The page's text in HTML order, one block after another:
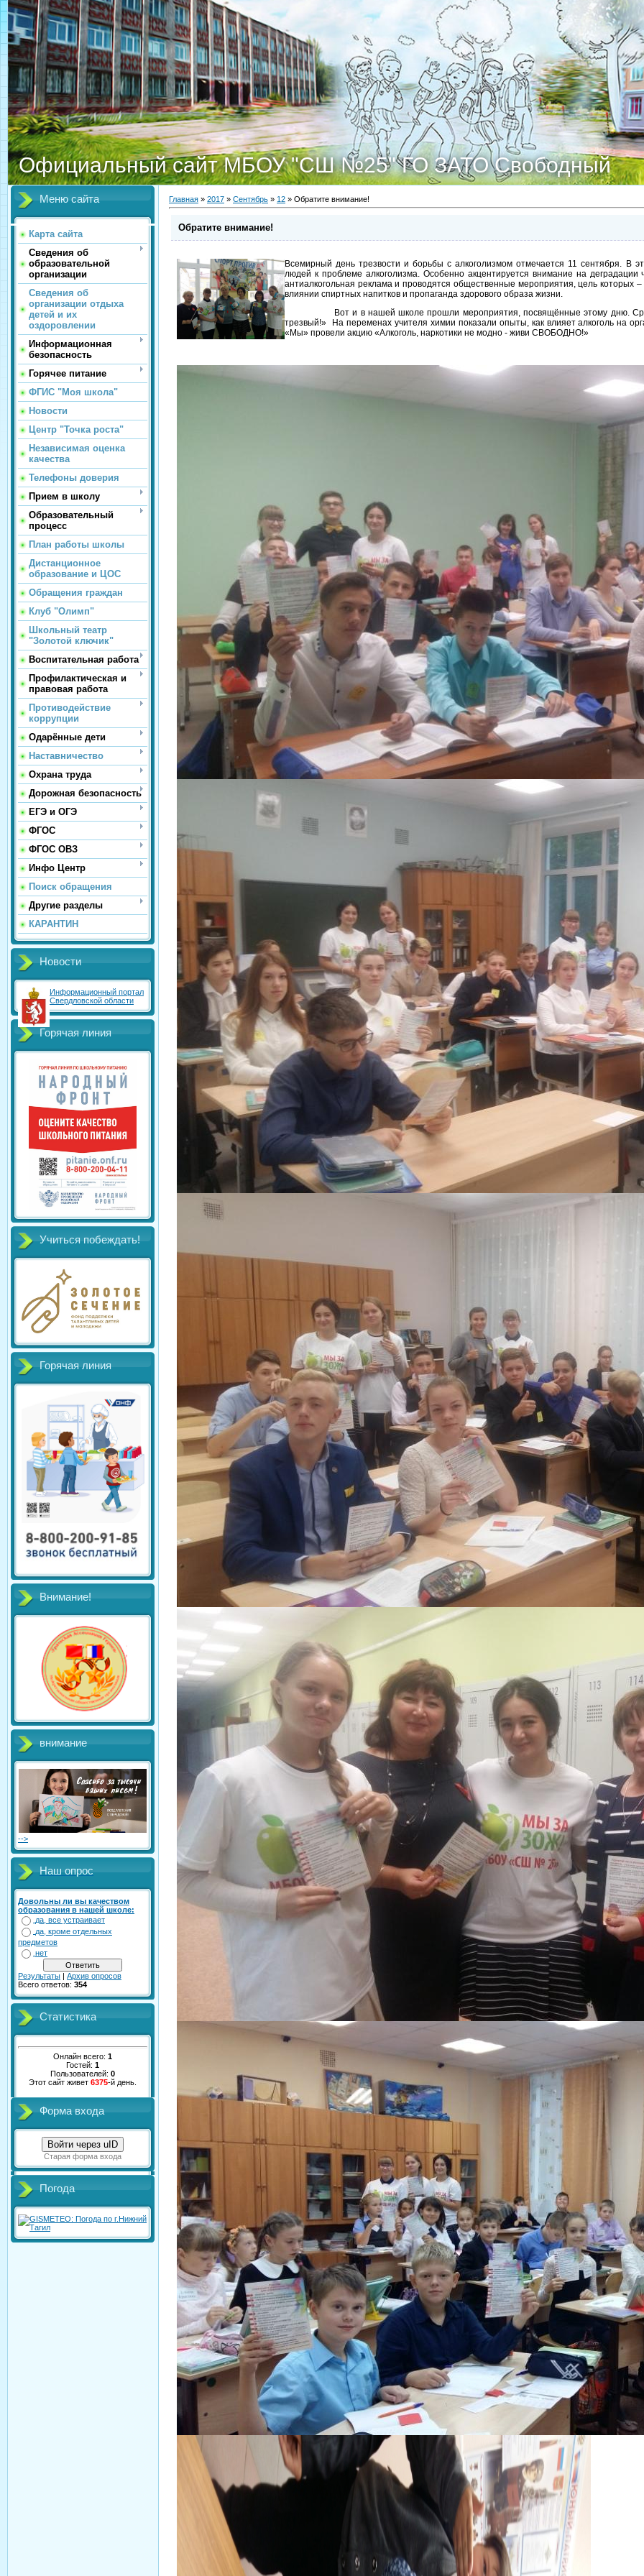
Официальный сайт МБОУ "СШ №25" ГО ЗАТО Свободный
Меню сайта
Карта сайта
Сведения об
образовательной
организации
Сведения об
организации отдыха
детей и их
оздоровлении
Информационная
безопасность
Горячее питание
ФГИС "Моя школа"
Новости
Центр "Точка роста"
Независимая оценка
качества
Телефоны доверия
Прием в школу
Образовательный
процесс
План работы школы
Дистанционное
образование и ЦОС
Обращения граждан
Клуб "Олимп"
Школьный театр
"Золотой ключик"
Воспитательная работа
Профилактическая и
правовая работа
Противодействие
коррупции
Одарённые дети
Наставничество
Охрана труда
Дорожная безопасность
ЕГЭ и ОГЭ
ФГОС
ФГОС ОВЗ
Инфо Центр
Поиск обращения
Другие разделы
КАРАНТИН
Новости
Информационный портал
Свердловской области
Горячая линия
Учиться побеждать!
Горячая линия
Внимание!
внимание
-->
Наш опрос
Довольны ли вы качеством
образования в нашей школе:
да, все устраивает
да, кроме отдельных
предметов
нет
Результаты | Архив опросов
Всего ответов: 354
Статистика
Онлайн всего: 1
Гостей: 1
Пользователей: 0
Этот сайт живет 6375-й день.
Форма входа
Войти через uID
Старая форма входа
Погода
Главная » 2017 » Сентябрь » 12 » Обратите внимание!
Обратите внимание!
Всемирный день трезвости и борьбы с алкоголизмом отмечается 11 сентября. В
людей к проблеме алкоголизма. Особенно акцентируется внимание на деградации
антиалкогольная реклама и проводятся общественные мероприятия, цель
влиянии спиртных напитков и пропаганда здорового образа жизни.
Вот и в нашей школе прошли мероприятия, посвящённые этому дню.
трезвый!» На переменах учителя химии показали опыты, как влияет алкоголь на
«Мы» провели акцию «Алкоголь, наркотики не модно - живи СВОБОДНО!»